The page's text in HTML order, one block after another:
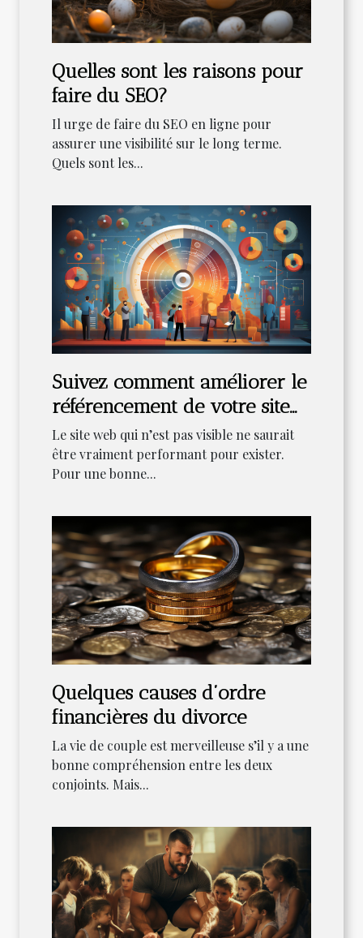
Quelles sont les raisons pour
faire du SEO?
Il urge de faire du SEO en ligne pour
assurer une visibilité sur le long terme.
Quels sont les...
Suivez comment améliorer le
référencement de votre site
web
Le site web qui n’est pas visible ne saurait
être vraiment performant pour exister.
Pour une bonne...
Quelques causes d’ordre
financières du divorce
La vie de couple est merveilleuse s’il y a une
bonne compréhension entre les deux
conjoints. Mais...